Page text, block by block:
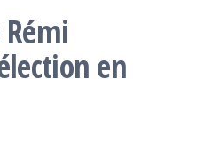
en